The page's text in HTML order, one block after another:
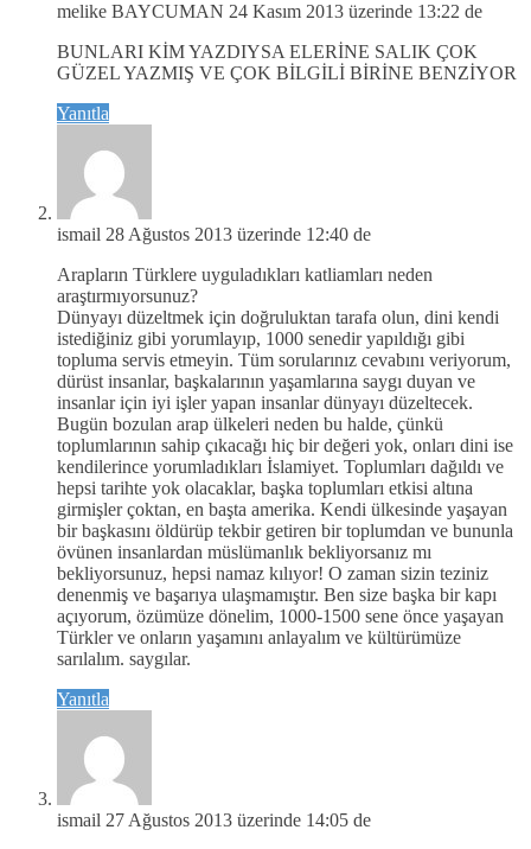
melike BAYCUMAN 24 Kasım 2013 üzerinde 13:22 de
BUNLARI KİM YAZDIYSA ELERİNE SALIK ÇOK
GÜZEL YAZMIŞ VE ÇOK BİLGİLİ BİRİNE BENZİYOR
Yanıtla
ismail 28 Ağustos 2013 üzerinde 12:40 de
Arapların Türklere uyguladıkları katliamları neden
araştırmıyorsunuz?
Dünyayı düzeltmek için doğruluktan tarafa olun, dini kendi
istediğiniz gibi yorumlayıp, 1000 senedir yapıldığı gibi
topluma servis etmeyin. Tüm sorularınız cevabını veriyorum,
dürüst insanlar, başkalarının yaşamlarına saygı duyan ve
insanlar için iyi işler yapan insanlar dünyayı düzeltecek.
Bugün bozulan arap ülkeleri neden bu halde, çünkü
toplumlarının sahip çıkacağı hiç bir değeri yok, onları dini ise
kendilerince yorumladıkları İslamiyet. Toplumları dağıldı ve
hepsi tarihte yok olacaklar, başka toplumları etkisi altına
girmişler çoktan, en başta amerika. Kendi ülkesinde yaşayan
bir başkasını öldürüp tekbir getiren bir toplumdan ve bununla
övünen insanlardan müslümanlık bekliyorsanız mı
bekliyorsunuz, hepsi namaz kılıyor! O zaman sizin teziniz
denenmiş ve başarıya ulaşmamıştır. Ben size başka bir kapı
açıyorum, özümüze dönelim, 1000-1500 sene önce yaşayan
Türkler ve onların yaşamını anlayalım ve kültürümüze
sarılalım. saygılar.
Yanıtla
ismail 27 Ağustos 2013 üzerinde 14:05 de